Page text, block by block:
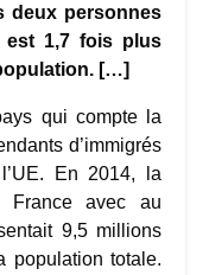
deux personnes
est 1,7 fois plus
[…]
qui compte la
d’immigrés
En 2014, la
France avec au
9,5 millions
population totale.